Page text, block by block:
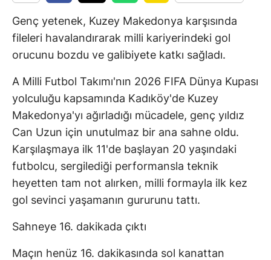
Genç yetenek, Kuzey Makedonya karşısında
fileleri havalandırarak milli kariyerindeki gol
orucunu bozdu ve galibiyete katkı sağladı.
A Milli Futbol Takımı'nın 2026 FIFA Dünya Kupası
yolculuğu kapsamında Kadıköy'de Kuzey
Makedonya'yı ağırladığı mücadele, genç yıldız
Can Uzun için unutulmaz bir ana sahne oldu.
Karşılaşmaya ilk 11'de başlayan 20 yaşındaki
futbolcu, sergilediği performansla teknik
heyetten tam not alırken, milli formayla ilk kez
gol sevinci yaşamanın gururunu tattı.
Sahneye 16. dakikada çıktı
Maçın henüz 16. dakikasında sol kanattan